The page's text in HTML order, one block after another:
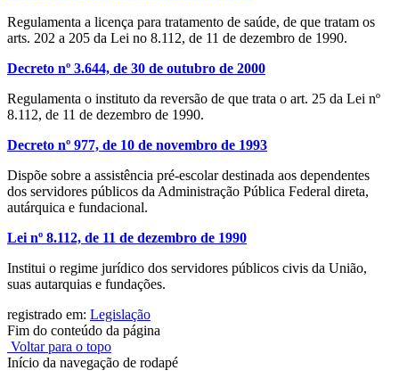
Regulamenta a licença para tratamento de saúde, de que tratam os
arts. 202 a 205 da Lei no 8.112, de 11 de dezembro de 1990.
Decreto nº 3.644, de 30 de outubro de 2000
Regulamenta o instituto da reversão de que trata o art. 25 da Lei nº
8.112, de 11 de dezembro de 1990.
Decreto nº 977, de 10 de novembro de 1993
Dispõe sobre a assistência pré-escolar destinada aos dependentes
dos servidores públicos da Administração Pública Federal direta,
autárquica e fundacional.
Lei nº 8.112, de 11 de dezembro de 1990
Institui o regime jurídico dos servidores públicos civis da União,
suas autarquias e fundações.
registrado em: Legislação
Fim do conteúdo da página
Voltar para o topo
Início da navegação de rodapé